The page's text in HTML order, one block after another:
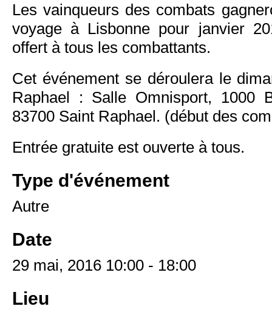
Les vainqueurs des combats
voyage à Lisbonne pour janvier
offert à tous les combattants.
Cet événement se déroulera le
Raphael : Salle Omnisport, 1000
83700 Saint Raphael. (début des
Entrée gratuite est ouverte à tous.
Type d'événement
Autre
Date
29 mai, 2016 10:00 - 18:00
Lieu